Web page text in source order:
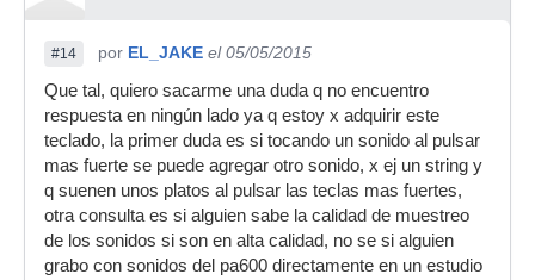
#14 por EL_JAKE el 05/05/2015
Que tal, quiero sacarme una duda q no encuentro
respuesta en ningún lado ya q estoy x adquirir este
teclado, la primer duda es si tocando un sonido al pulsar
mas fuerte se puede agregar otro sonido, x ej un string y
q suenen unos platos al pulsar las teclas mas fuertes,
otra consulta es si alguien sabe la calidad de muestreo
de los sonidos si son en alta calidad, no se si alguien
grabo con sonidos del pa600 directamente en un estudio